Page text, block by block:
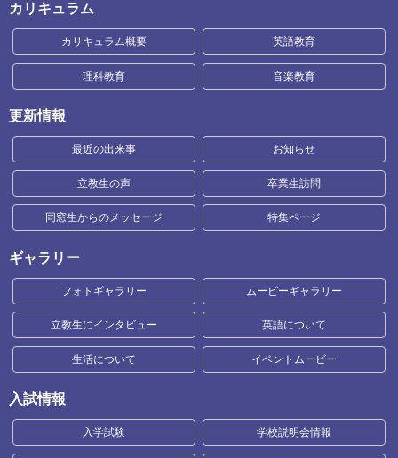
カリキュラム
カリキュラム概要 英語教育
理科教育 音楽教育
更新情報
最近の出来事 お知らせ
立教生の声 卒業生訪問
同窓生からのメッセージ 特集ページ
ギャラリー
フォトギャラリー ムービーギャラリー
立教生にインタビュー 英語について
生活について イベントムービー
入試情報
入学試験 学校説明会情報